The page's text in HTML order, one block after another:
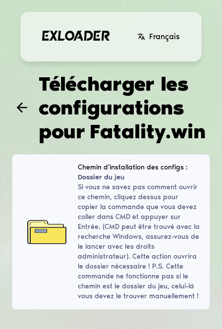
Français
Télécharger les
configurations
pour Fatality.win
Chemin d'installation des configs :
Dossier du jeu
Si vous ne savez pas comment ouvrir
ce chemin, cliquez dessus pour
copier la commande que vous devez
coller dans CMD et appuyer sur
Entrée. (CMD peut être trouvé avec la
recherche Windows, assurez-vous de
le lancer avec les droits
administrateur). Cette action ouvrira
le dossier nécessaire ! P.S. Cette
commande ne fonctionne pas si le
chemin est le dossier du jeu, celui-là
vous devez le trouver manuellement !